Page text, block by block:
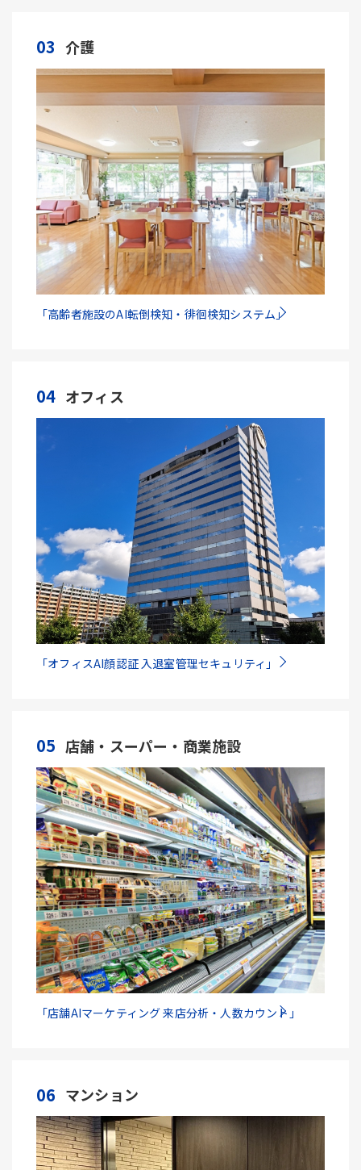
03 介護
「高齢者施設のAI転倒検知・徘徊検知システム」
04 オフィス
「オフィスAI顔認証 入退室管理セキュリティ」
05 店舗・スーパー・商業施設
「店舗AIマーケティング 来店分析・人数カウント」
06 マンション